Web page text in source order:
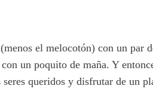
el melocotón) con un par
un poquito de maña. Y
seres queridos y disfrutar de un